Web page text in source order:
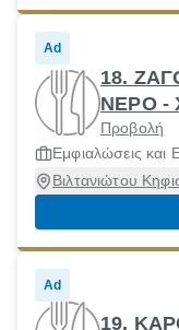
Ad
18.
ΝΕΡΟ -
Προβολή
Εμφιαλώσεις
Βιλτανιώτου
Ad
19.